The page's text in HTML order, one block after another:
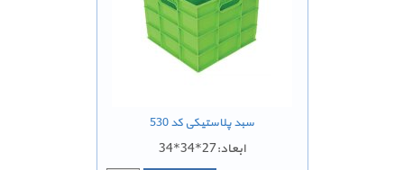
سبد پلاستیکی کد 530
ابعاد:27*34*34